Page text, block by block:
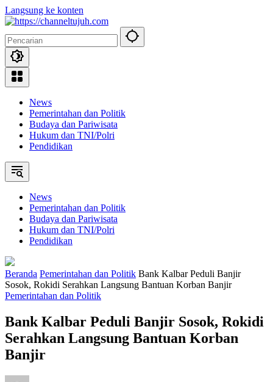
Langsung ke konten
News
Pemerintahan dan Politik
Budaya dan Pariwisata
Hukum dan TNI/Polri
Pendidikan
News
Pemerintahan dan Politik
Budaya dan Pariwisata
Hukum dan TNI/Polri
Pendidikan
Beranda Pemerintahan dan Politik Bank Kalbar Peduli Banjir
Sosok, Rokidi Serahkan Langsung Bantuan Korban Banjir
Pemerintahan dan Politik
Bank Kalbar Peduli Banjir Sosok, Rokidi
Serahkan Langsung Bantuan Korban
Banjir